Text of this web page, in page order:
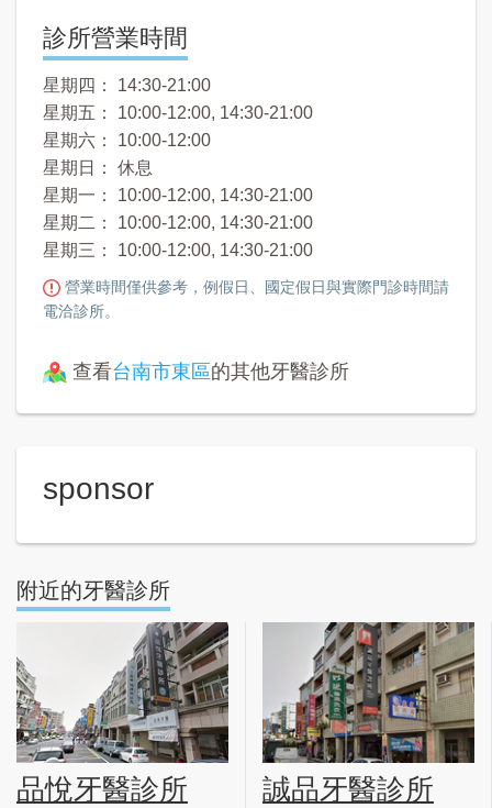
診所營業時間
星期四： 14:30-21:00
星期五： 10:00-12:00, 14:30-21:00
星期六： 10:00-12:00
星期日： 休息
星期一： 10:00-12:00, 14:30-21:00
星期二： 10:00-12:00, 14:30-21:00
星期三： 10:00-12:00, 14:30-21:00
營業時間僅供參考，例假日、國定假日與實際門診時間請
電洽診所。
查看台南市東區的其他牙醫診所
sponsor
附近的牙醫診所
品悅牙醫診所 誠品牙醫診所